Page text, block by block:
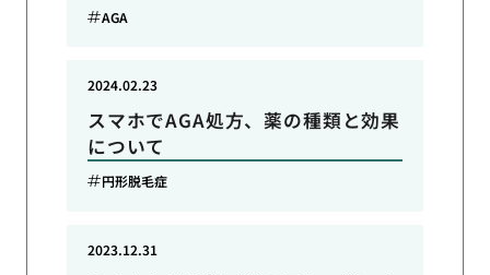
AGA
スマホでAGA処方、薬の種類と効果
について
2024.02.23
円形脱毛症
2023.12.31